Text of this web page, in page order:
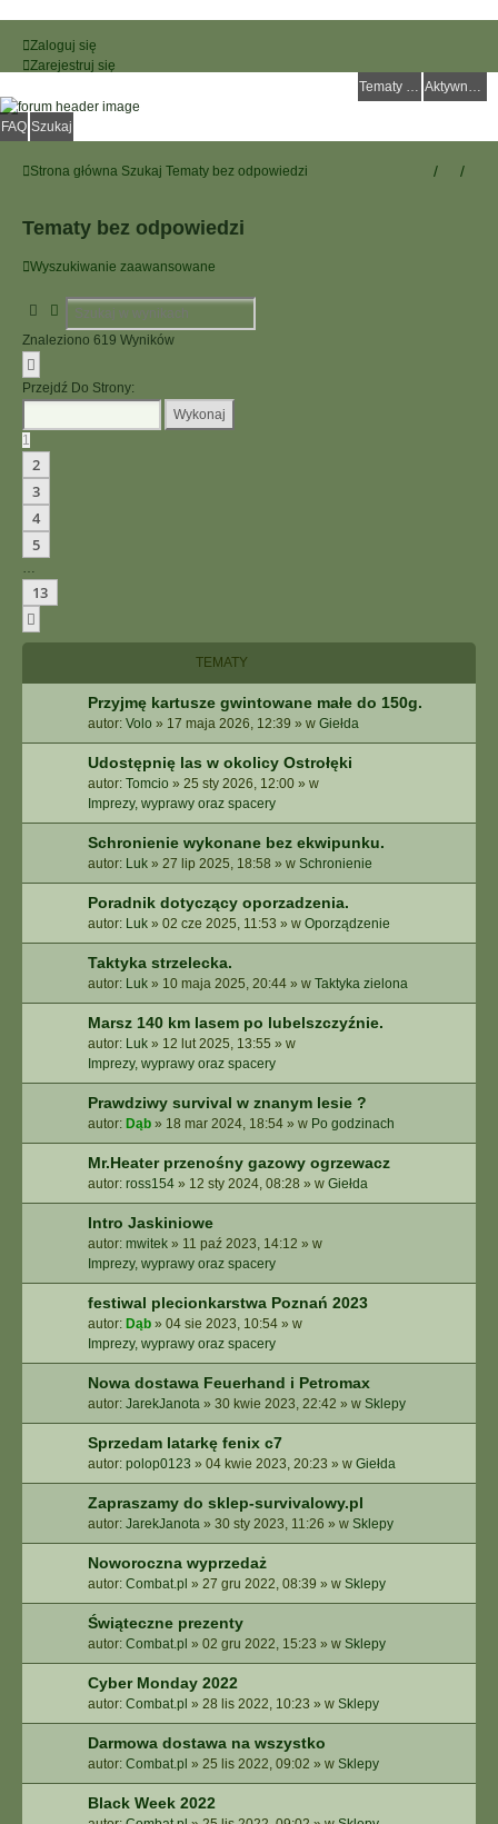
Zaloguj się
Zarejestruj się
Tematy bez odpowiedzi
Aktywne tematy
FAQ Szukaj
Strona główna Szukaj Tematy bez odpowiedzi
Tematy bez odpowiedzi
Wyszukiwanie zaawansowane
SzukajWyszukiwanie Zaawansowane
Znaleziono 619 Wyników
Przejdź Do Strony:
1
2
3
4
5
…
13
TEMATY
Przyjmę kartusze gwintowane małe do 150g.
autor: Volo » 17 maja 2026, 12:39 » w Giełda
Udostępnię las w okolicy Ostrołęki
autor: Tomcio » 25 sty 2026, 12:00 » w
Imprezy, wyprawy oraz spacery
Schronienie wykonane bez ekwipunku.
autor: Luk » 27 lip 2025, 18:58 » w Schronienie
Poradnik dotyczący oporzadzenia.
autor: Luk » 02 cze 2025, 11:53 » w Oporządzenie
Taktyka strzelecka.
autor: Luk » 10 maja 2025, 20:44 » w Taktyka zielona
Marsz 140 km lasem po lubelszczyźnie.
autor: Luk » 12 lut 2025, 13:55 » w
Imprezy, wyprawy oraz spacery
Prawdziwy survival w znanym lesie ?
autor: Dąb » 18 mar 2024, 18:54 » w Po godzinach
Mr.Heater przenośny gazowy ogrzewacz
autor: ross154 » 12 sty 2024, 08:28 » w Giełda
Intro Jaskiniowe
autor: mwitek » 11 paź 2023, 14:12 » w
Imprezy, wyprawy oraz spacery
festiwal plecionkarstwa Poznań 2023
autor: Dąb » 04 sie 2023, 10:54 » w
Imprezy, wyprawy oraz spacery
Nowa dostawa Feuerhand i Petromax
autor: JarekJanota » 30 kwie 2023, 22:42 » w Sklepy
Sprzedam latarkę fenix c7
autor: polop0123 » 04 kwie 2023, 20:23 » w Giełda
Zapraszamy do sklep-survivalowy.pl
autor: JarekJanota » 30 sty 2023, 11:26 » w Sklepy
Noworoczna wyprzedaż
autor: Combat.pl » 27 gru 2022, 08:39 » w Sklepy
Świąteczne prezenty
autor: Combat.pl » 02 gru 2022, 15:23 » w Sklepy
Cyber Monday 2022
autor: Combat.pl » 28 lis 2022, 10:23 » w Sklepy
Darmowa dostawa na wszystko
autor: Combat.pl » 25 lis 2022, 09:02 » w Sklepy
Black Week 2022